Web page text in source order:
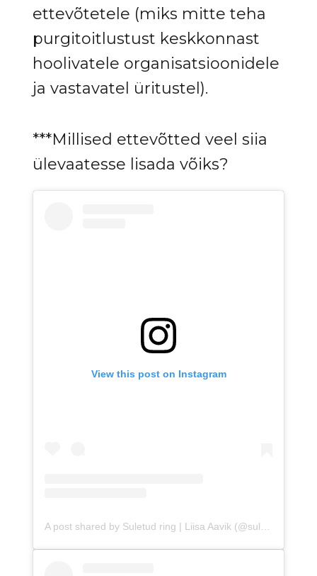
ettevõtetele (miks mitte teha
purgitoitlustust keskkonnast
hoolivatele organisatsioonidele
ja vastavatel üritustel).
***Millised ettevõtted veel siia
ülevaatesse lisada võiks?
View this post on Instagram